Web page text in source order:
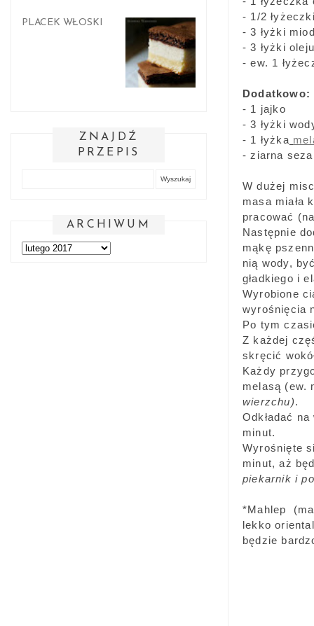
- 1/2
- 3 łyżki
- 3 łyżki oleju
- ew. 1
Dodatkowo:
- 1 jajko
- 3 łyżki
- 1 łyżka
- ziarna
W dużej
masa miała
pracować
Następnie
mąkę
nią wody,
gładkiego i
Wyrobione
wyrośnięcia
Po tym
Z każdej
skręcić
Każdy
melasą (ew.
wierzchu).
Odkładać
minut.
Wyrośnięte
minut, aż
piekarnik i
*Mahlep
lekko
będzie
PLACEK WŁOSKI
ZNAJDŹ
PRZEPIS
ARCHIWUM